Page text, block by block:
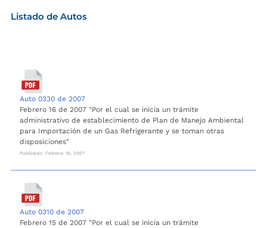
Listado de Autos
Auto 0330 de 2007
Febrero 16 de 2007 "Por el cual se inicia un trámite
administrativo de establecimiento de Plan de Manejo Ambiental
para Importación de un Gas Refrigerante y se toman otras
disposiciones"
Publicado: Febrero 16, 2007
Auto 0310 de 2007
Febrero 15 de 2007 "Por el cual se inicia un trámite